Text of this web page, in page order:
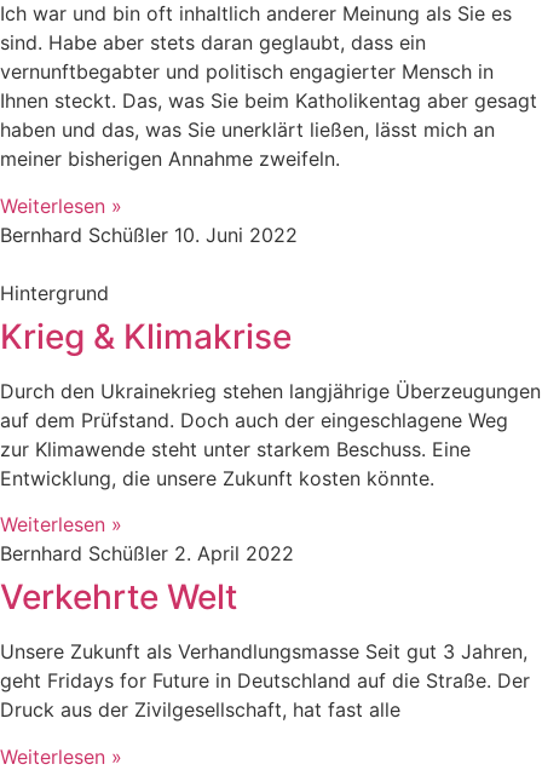
Ich war und bin oft inhaltlich anderer Meinung als Sie es
sind. Habe aber stets daran geglaubt, dass ein
vernunftbegabter und politisch engagierter Mensch in
Ihnen steckt. Das, was Sie beim Katholikentag aber gesagt
haben und das, was Sie unerklärt ließen, lässt mich an
meiner bisherigen Annahme zweifeln.
Weiterlesen »
Bernhard Schüßler 10. Juni 2022
Hintergrund
Krieg & Klimakrise
Durch den Ukrainekrieg stehen langjährige Überzeugungen
auf dem Prüfstand. Doch auch der eingeschlagene Weg
zur Klimawende steht unter starkem Beschuss. Eine
Entwicklung, die unsere Zukunft kosten könnte.
Weiterlesen »
Bernhard Schüßler 2. April 2022
Verkehrte Welt
Unsere Zukunft als Verhandlungsmasse Seit gut 3 Jahren,
geht Fridays for Future in Deutschland auf die Straße. Der
Druck aus der Zivilgesellschaft, hat fast alle
Weiterlesen »